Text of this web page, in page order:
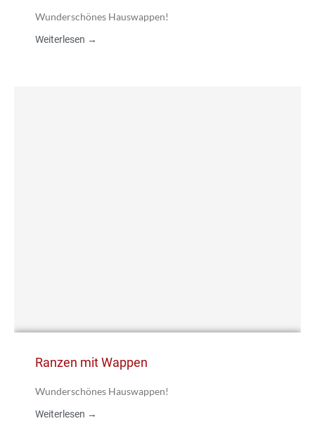
Wunderschönes Hauswappen!
Weiterlesen →
Ranzen mit Wappen
Wunderschönes Hauswappen!
Weiterlesen →